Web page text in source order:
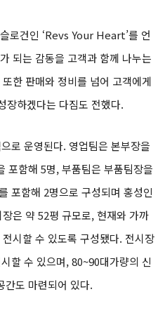
로건인 ‘Revs Your Heart’를 언
되는 감동을 고객과 함께 나누는
한 판매와 정비를 넘어 고객에게
장하겠다는 다짐도 전했다.
로 운영된다. 영업팀은 본부장을
포함해 5명, 부품팀은 부품팀장을
포함해 2명으로 구성되며 홍성인
은 약 52평 규모로, 현재와 가까
시할 수 있도록 구성됐다. 전시장
할 수 있으며, 80~90대가량의 신
간도 마련되어 있다.